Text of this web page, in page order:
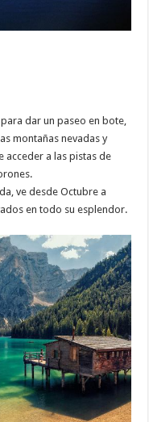
dar un paseo en bote,
montañas nevadas y
a las pistas de
ve desde Octubre a
en todo su esplendor.